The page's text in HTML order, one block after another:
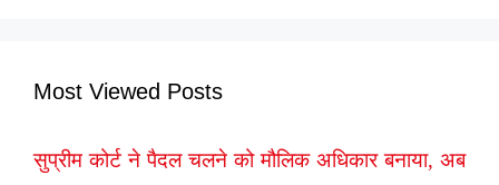
Most Viewed Posts
सुप्रीम कोर्ट ने पैदल चलने को मौलिक अधिकार बनाया, अब